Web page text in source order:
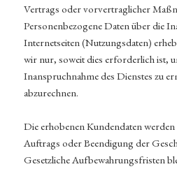
Vertrags oder vorvertraglicher
Personenbezogene Daten über die
Internetseiten (Nutzungsdaten)
wir nur, soweit dies erforderlich ist,
Inanspruchnahme des Dienstes zu
abzurechnen.
Die erhobenen Kundendaten werden
Auftrags oder Beendigung der
Gesetzliche Aufbewahrungsfristen